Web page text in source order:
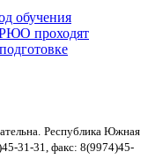
обучения
проходят
Республика Южная
31-31, факс: 8(9974)45-